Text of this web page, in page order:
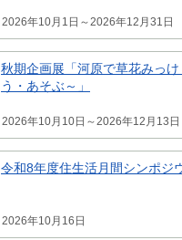
2026年10月1日～2026年12月31日
秋期企画展「河原で草花みっ
う・あそぶ～」
2026年10月10日～2026年12月13日
令和8年度住生活月間シンポジ
2026年10月16日